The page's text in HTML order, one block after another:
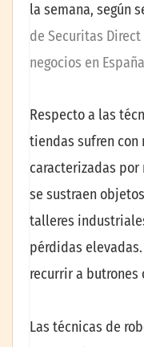
la semana, según
de Securitas
negocios en España
Respecto a las
tiendas sufren con
caracterizadas por
se sustraen
talleres
pérdidas
recurrir a butrones
Las técnicas de